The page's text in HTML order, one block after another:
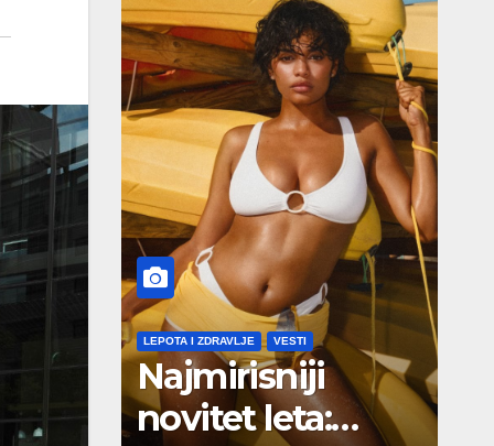
LEPOTA I ZDRAVLJE VESTI
Najmirisniji
novitet leta: